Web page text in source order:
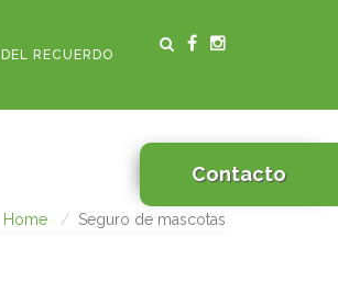
RECUERDO
Contacto
Home Seguro de mascotas